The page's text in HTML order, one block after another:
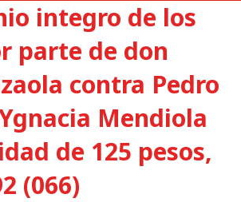
integro de los
parte de don
contra Pedro
Mendiola
de 125 pesos,
(066)